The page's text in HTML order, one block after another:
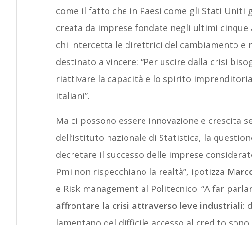
come il fatto che in Paesi come gli Stati Uniti
creata da imprese fondate negli ultimi cinque
chi intercetta le direttrici del cambiamento e
destinato a vincere: “Per uscire dalla crisi
riattivare la capacità e lo spirito
italiani”.
Ma ci possono essere innovazione e crescita
dell’Istituto nazionale di Statistica, la
decretare il successo delle imprese
Pmi non rispecchiano la realtà”, ipotizza
e Risk management al Politecnico. “A far
affrontare la crisi attraverso leve industriali:
lamentano del difficile accesso al credito